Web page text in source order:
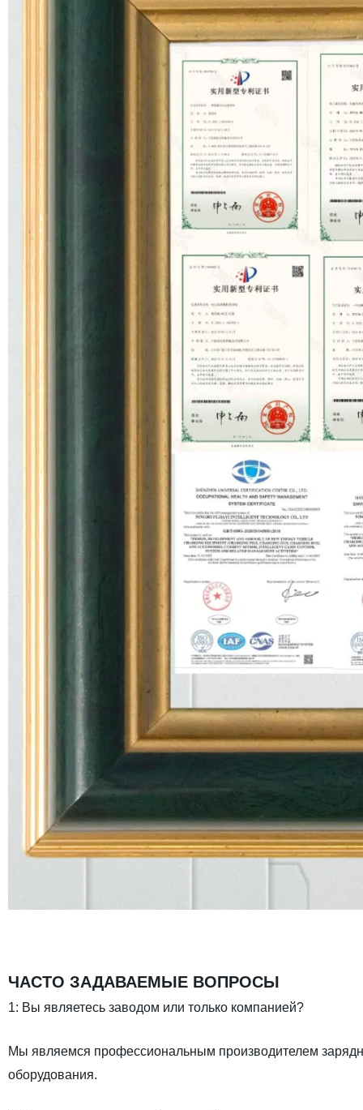
ЧАСТО ЗАДАВАЕМЫЕ ВОПРОСЫ
1: Вы являетесь заводом или только компанией?
Мы являемся профессиональным производителем
оборудования.